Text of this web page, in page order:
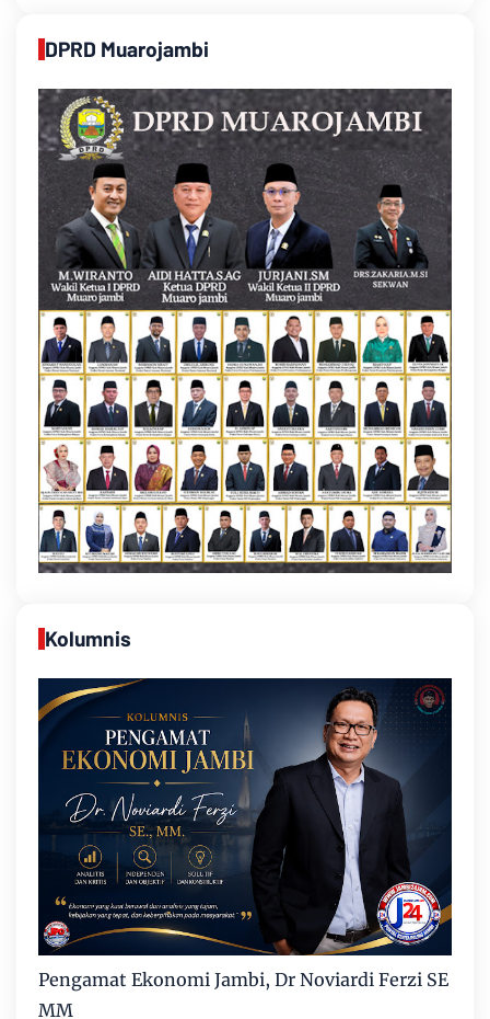
DPRD Muarojambi
Kolumnis
Pengamat Ekonomi Jambi, Dr Noviardi Ferzi SE
MM